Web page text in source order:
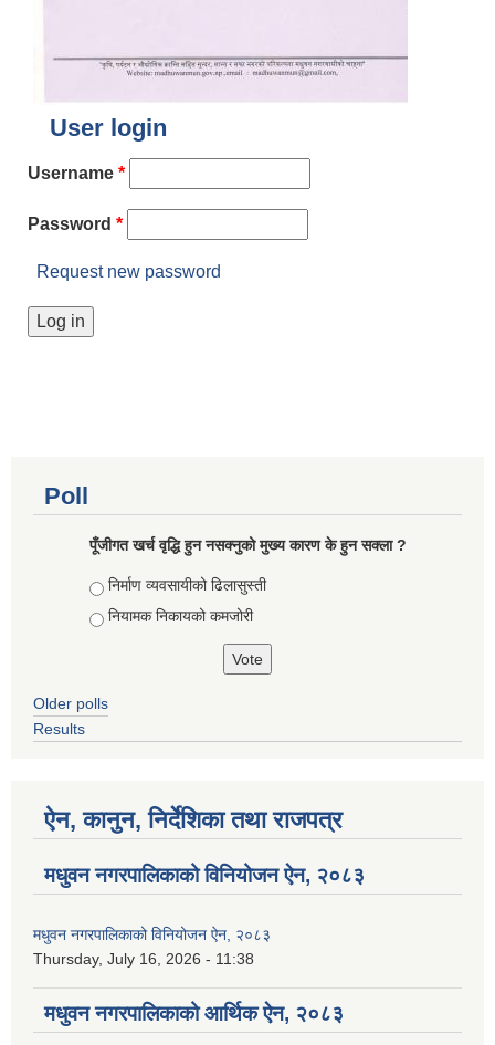
User login
Username *
Password *
Request new password
Poll
पूँजीगत खर्च वृद्धि हुन नसक्नुको मुख्य कारण के हुन सक्ला ?
Choices
निर्माण व्यवसायीको ढिलासुस्ती
नियामक निकायको कमजोरी
Older polls
Results
ऐन, कानुन, निर्देशिका तथा राजपत्र
मधुवन नगरपालिकाको विनियोजन ऐन, २०८३
मधुवन नगरपालिकाको विनियोजन ऐन, २०८३
Thursday, July 16, 2026 - 11:38
मधुवन नगरपालिकाको आर्थिक ऐन, २०८३